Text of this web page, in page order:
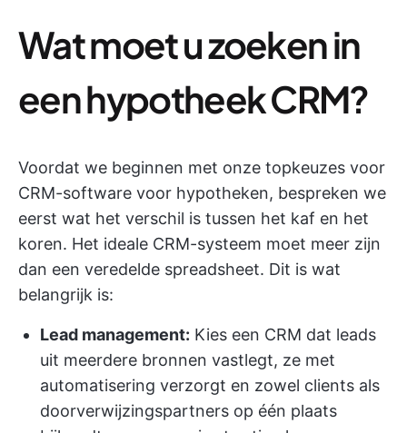
Wat moet u zoeken in
een hypotheek CRM?
Voordat we beginnen met onze topkeuzes voor
CRM-software voor hypotheken, bespreken we
eerst wat het verschil is tussen het kaf en het
koren. Het ideale CRM-systeem moet meer zijn
dan een veredelde spreadsheet. Dit is wat
belangrijk is:
Lead management: Kies een CRM dat leads
uit meerdere bronnen vastlegt, ze met
automatisering verzorgt en zowel clients als
doorverwijzingspartners op één plaats